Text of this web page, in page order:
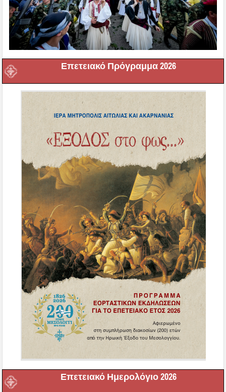
Επετειακό Πρόγραμμα 2026
Επετειακό Ημερολόγιο 2026